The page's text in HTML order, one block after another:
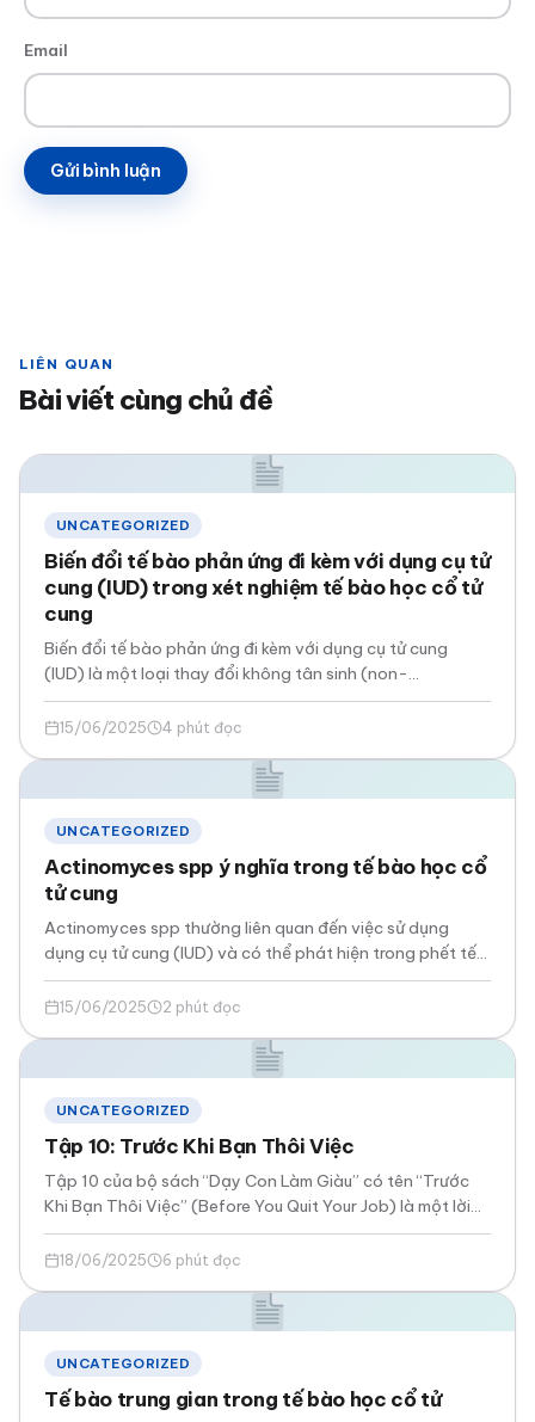
Email
LIÊN QUAN
Bài viết cùng chủ đề
UNCATEGORIZED
Biến đổi tế bào phản ứng đi kèm với dụng cụ tử
cung (IUD) trong xét nghiệm tế bào học cổ tử
cung
Biến đổi tế bào phản ứng đi kèm với dụng cụ tử cung
(IUD) là một loại thay đổi không tân sinh (non-
neoplastic cellular…
15/06/2025 4 phút đọc
UNCATEGORIZED
Actinomyces spp ý nghĩa trong tế bào học cổ
tử cung
Actinomyces spp thường liên quan đến việc sử dụng
dụng cụ tử cung (IUD) và có thể phát hiện trong phết tế
bào học…
15/06/2025 2 phút đọc
UNCATEGORIZED
Tập 10: Trước Khi Bạn Thôi Việc
Tập 10 của bộ sách “Dạy Con Làm Giàu” có tên “Trước
Khi Bạn Thôi Việc” (Before You Quit Your Job) là một lời…
18/06/2025 6 phút đọc
UNCATEGORIZED
Tế bào trung gian trong tế bào học cổ tử